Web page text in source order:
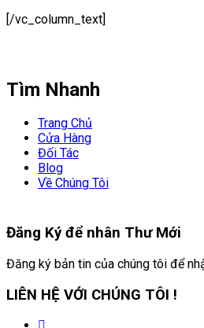
[/vc_column_text]
Tìm Nhanh
Trang Chủ
Cửa Hàng
Đối Tác
Blog
Về Chúng Tôi
Đăng Ký để nhân Thư Mới
Đăng ký bản tin của chúng tôi để
LIÊN HỆ VỚI CHÚNG TÔI !